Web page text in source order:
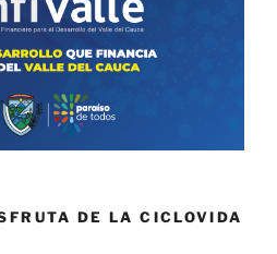
DE LA CICLOVIDA